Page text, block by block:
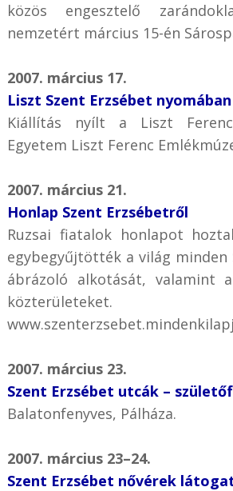
közös engesztelő
nemzetért március 15-én
2007. március 17.
Liszt Szent Erzsébet
Kiállítás nyílt a Liszt Ferenc
Egyetem Liszt Ferenc
2007. március 21.
Honlap Szent Erzsébetről
Ruzsai fiatalok honlapot
egybegyűjtötték a világ minden
ábrázoló alkotását, valamint
közterületeket.
2007. március 23.
Szent Erzsébet utcák –
Balatonfenyves, Pálháza.
2007. március 23–24.
Szent Erzsébet nővérek